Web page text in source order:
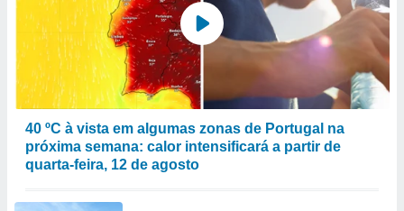
40 ºC à vista em algumas zonas de Portugal na
próxima semana: calor intensificará a partir de
quarta-feira, 12 de agosto